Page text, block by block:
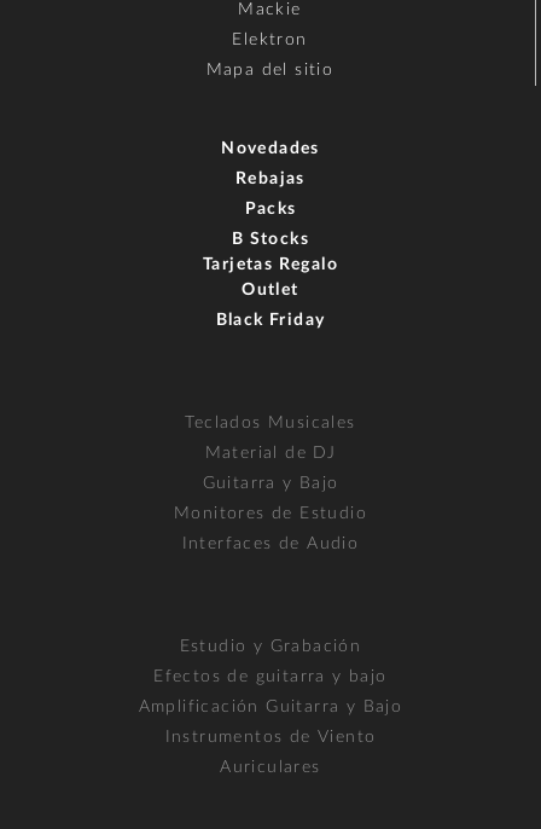
Mackie
Elektron
Mapa del sitio
Novedades
Rebajas
Packs
B Stocks
Tarjetas Regalo
Outlet
Black Friday
Teclados Musicales
Material de DJ
Guitarra y Bajo
Monitores de Estudio
Interfaces de Audio
Estudio y Grabación
Efectos de guitarra y bajo
Amplificación Guitarra y Bajo
Instrumentos de Viento
Auriculares